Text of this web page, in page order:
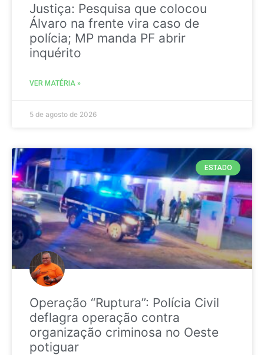
Justiça: Pesquisa que colocou
Álvaro na frente vira caso de
polícia; MP manda PF abrir
inquérito
VER MATÉRIA »
5 de agosto de 2026
ESTADO
Operação “Ruptura”: Polícia Civil
deflagra operação contra
organização criminosa no Oeste
potiguar